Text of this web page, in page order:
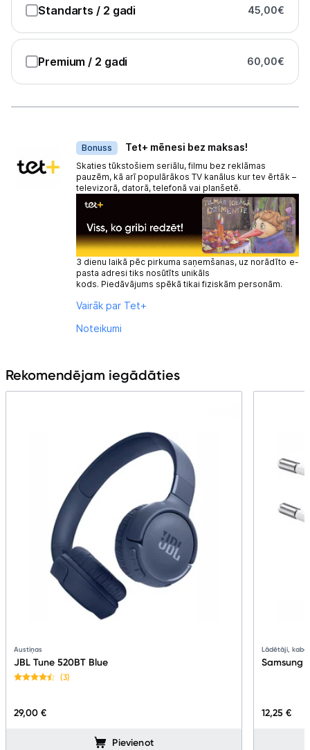
Standarts / 2 gadi 45,00€
Premium / 2 gadi 60,00€
Bonuss Tet+ mēnesi bez maksas!
Skaties tūkstošiem seriālu, filmu bez reklāmas
pauzēm, kā arī populārākos TV kanālus kur tev ērtāk –
televizorā, datorā, telefonā vai planšetē.
3 dienu laikā pēc pirkuma saņemšanas, uz norādīto e-
pasta adresi tiks nosūtīts unikāls
kods. Piedāvājums spēkā tikai fiziskām personām.
Vairāk par Tet+
Noteikumi
Rekomendējam iegādāties
Austiņas
JBL Tune 520BT Blue
(3)
29,00 €
Pievienot
Lādētāji,
Samsung
12,25 €